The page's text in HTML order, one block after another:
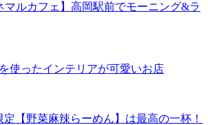
マルカフェ】高岡駅前でモーニング&ラ
使ったインテリアが可愛いお店
【野菜麻辣らーめん】は最高の一杯！